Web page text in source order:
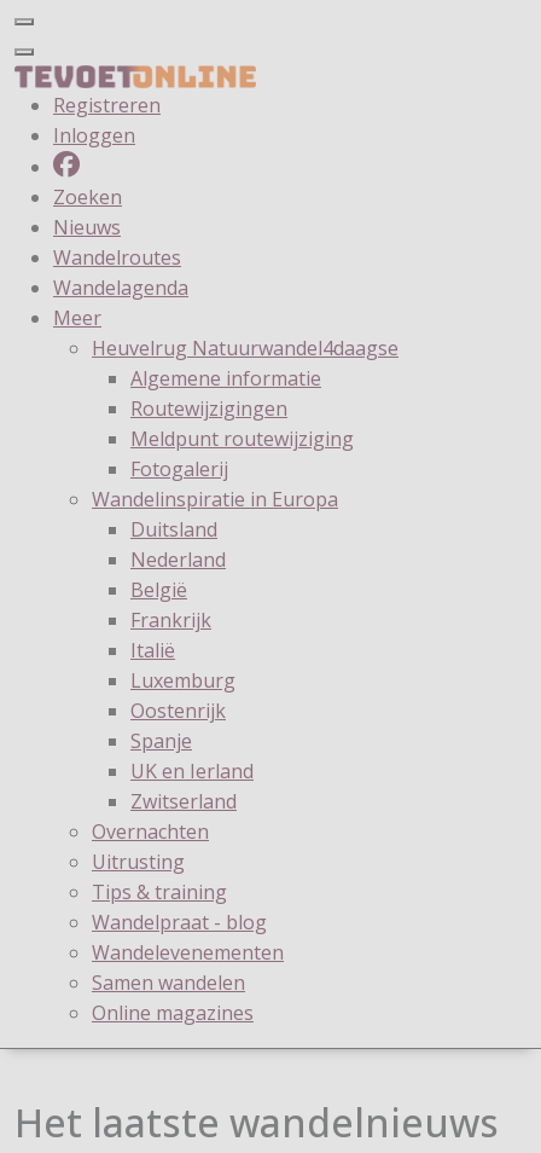
Registreren
Inloggen
Zoeken
Nieuws
Wandelroutes
Wandelagenda
Meer
Heuvelrug Natuurwandel4daagse
Algemene informatie
Routewijzigingen
Meldpunt routewijziging
Fotogalerij
Wandelinspiratie in Europa
Duitsland
Nederland
België
Frankrijk
Italië
Luxemburg
Oostenrijk
Spanje
UK en Ierland
Zwitserland
Overnachten
Uitrusting
Tips & training
Wandelpraat - blog
Wandelevenementen
Samen wandelen
Online magazines
Het laatste wandelnieuws